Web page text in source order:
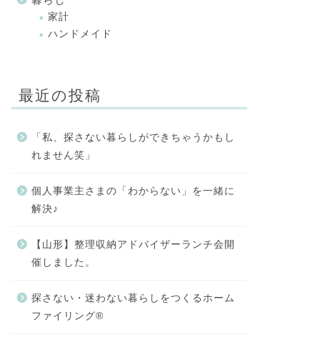
家計
ハンドメイド
最近の投稿
「私、探さない暮らしができちゃうかもし
れません笑」
個人事業主さまの「わからない」を一緒に
解決♪
【山形】整理収納アドバイザーランチ会開
催しました。
探さない・迷わない暮らしをつくるホーム
ファイリング®